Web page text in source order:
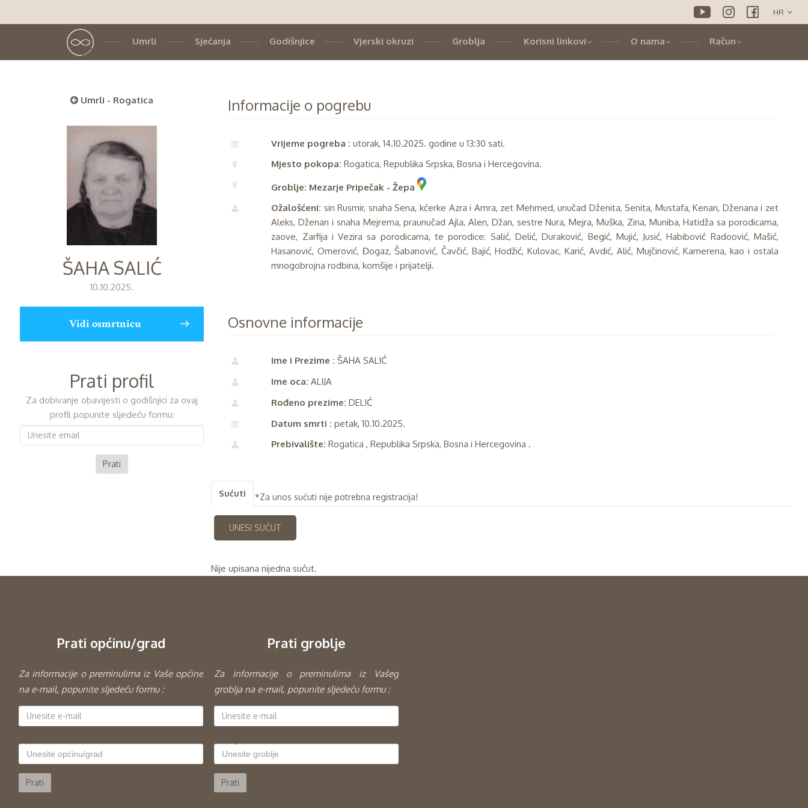
Umrli Sjećanja Godišnjice Vjerski okruzi Groblja Korisni linkovi O nama Račun
Umrli - Rogatica
ŠAHA SALIĆ
10.10.2025.
Vidi osmrtnicu
Prati profil
Za dobivanje obavijesti o godišnjici za ovaj
profil popunite sljedeću formu:
Informacije o pogrebu
Vrijeme pogreba : utorak, 14.10.2025. godine u 13:30 sati.
Mjesto pokopa: Rogatica, Republika Srpska, Bosna i Hercegovina.
Groblje: Mezarje Pripečak - Žepa
Ožalošćeni: sin Rusmir, snaha Sena, kćerke Azra i Amra, zet Mehmed, unučad Dženita, Senita, Mustafa, Kenan, Dženana i zet
Aleks, Dženan i snaha Mejrema, praunučad Ajla, Alen, Džan, sestre Nura, Mejra, Muška, Zina, Muniba, Hatidža sa porodicama,
zaove, Zarfija i Vezira sa porodicama, te porodice: Salić, Delić, Duraković, Begić, Mujić, Jusić, Habibović Radoović, Mašić,
Hasanović, Omerović, Đogaz, Šabanović, Čavčić, Bajić, Hodžić, Kulovac, Karić, Avdić, Alić, Mujčinović, Kamerena, kao i ostala
mnogobrojna rodbina, komšije i prijatelji.
Osnovne informacije
Ime i Prezime : ŠAHA SALIĆ
Ime oca: ALIJA
Rođeno prezime: DELIĆ
Datum smrti : petak, 10.10.2025.
Prebivalište: Rogatica , Republika Srpska, Bosna i Hercegovina .
Sućuti *Za unos sućuti nije potrebna registracija!
UNESI SUĆUT
Nije upisana nijedna sućut.
Prati općinu/grad
Za informacije o preminulima iz Vaše općine
na e-mail, popunite sljedeću formu :
Prati groblje
Za informacije o preminulima iz Vašeg
groblja na e-mail, popunite sljedeću formu :